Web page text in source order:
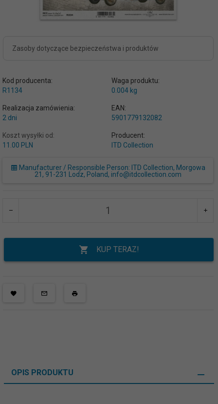
Zasoby dotyczące bezpieczeństwa i produktów
Kod producenta:
R1134
Waga produktu:
0.004 kg
Realizacja zamówienia:
2 dni
EAN:
5901779132082
Koszt wysyłki od:
11.00 PLN
Producent:
ITD Collection
Manufacturer / Responsible Person: ITD Collection, Morgowa
21, 91-231 Lodz, Poland, info@itdcollection.com
KUP TERAZ!
OPIS PRODUKTU